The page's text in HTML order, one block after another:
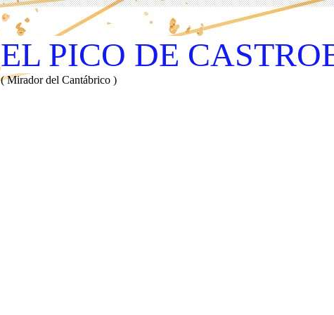
EL PICO DE
( Mirador del Cantábrico )